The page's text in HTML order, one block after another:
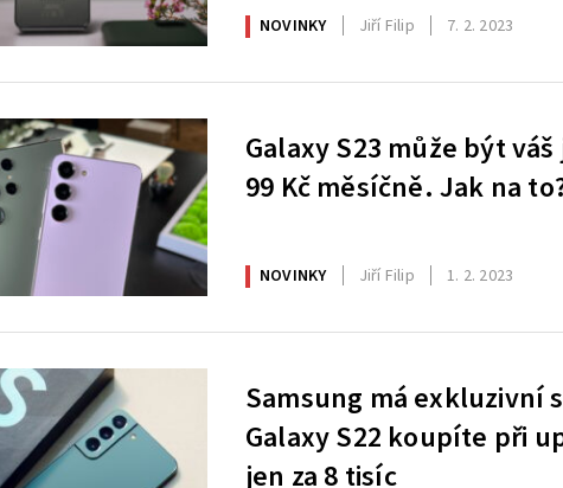
NOVINKY Jiří Filip 7. 2. 2023
Galaxy S23 může být váš
99 Kč měsíčně. Jak na
NOVINKY Jiří Filip 1. 2. 2023
Samsung má exkluzivní
Galaxy S22 koupíte při
jen za 8 tisíc